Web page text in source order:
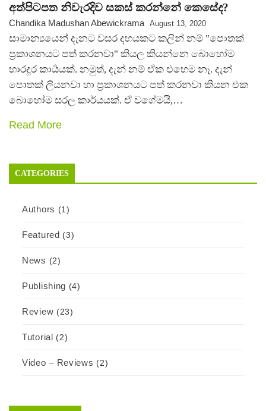
අත්පිටපත නිවැරදිව සකස් කරන්නේ කෙසේද?
Chandika Madushan Abewickrama August 13, 2020
සාමාන්‍යයෙන් දැනට වසර දහයකට කලින් නම් "පොතක්
ප්‍රකාශනයට පත් කරනවා" කියල කියන්නෙ බොහෝම
භාරදූර කාර්‍යයක්. නමුත්, දැන් නම් ඒක එහෙම නෑ. දැන්
පොතක් ලියනවා හා ප්‍රකාශනයට පත් කරනවා කියන එක
බොහෝම සරල කාර්යයක්. ඒ වගේමයි,…
Read More
CATEGORIES
Authors (1)
Featured (3)
News (2)
Publishing (4)
Review (23)
Tutorial (2)
Video – Reviews (2)